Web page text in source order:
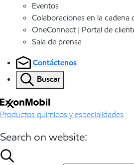
Eventos
Colaboraciones en la cadena
OneConnect | Portal de
Sala de prensa
Contáctenos
Buscar
Productos químicos y especialidades
Search on website: